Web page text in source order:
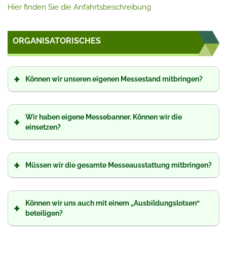
Hier finden Sie die Anfahrtsbeschreibung
ORGANISATORISCHES
Können wir unseren eigenen Messestand mitbringen?
+
Wir haben eigene Messebanner. Können wir die
einsetzen?
+
Müssen wir die gesamte Messeausstattung mitbringen?
+
Können wir uns auch mit einem „Ausbildungslotsen“
beteiligen?
+